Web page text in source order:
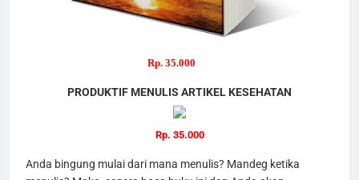
Rp. 35.000
PRODUKTIF MENULIS ARTIKEL KESEHATAN
Rp. 35.000
Anda bingung mulai dari mana menulis? Mandeg ketika